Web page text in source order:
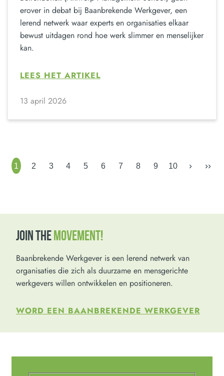
erover in debat bij Baanbrekende Werkgever, een
lerend netwerk waar experts en organisaties elkaar
bewust uitdagen rond hoe werk slimmer en menselijker
kan.
LEES HET ARTIKEL
13 april 2026
1 2 3 4 5 6 7 8 9 10 › ››
JOIN THEMOVEMENT!
Baanbrekende Werkgever is een lerend netwerk van
organisaties die zich als duurzame en mensgerichte
werkgevers willen ontwikkelen en positioneren.
WORD EEN BAANBREKENDE WERKGEVER